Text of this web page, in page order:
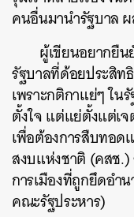
คนอื่นมานำรัฐบาล
ผู้เขียนอยากยืน
รัฐบาลที่ด้อยประสิ
เพราะกติกาแย่ๆ ใ
ตั้งใจ แต่แย่ตั้งแต่เ
เพื่อต้องการสืบทอด
สงบแห่งชาติ (คสช.)
การเมืองที่ถูกยึดอำ
คณะรัฐประหาร)